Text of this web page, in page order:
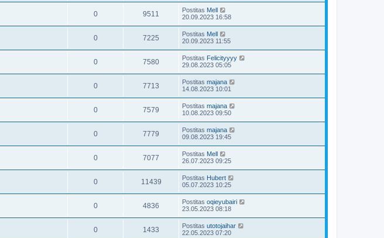
0 9511 Postitas Mell
20.09.2023 16:58
0 7225 Postitas Mell
20.09.2023 11:55
0 7580 Postitas Felicityyyy
29.08.2023 05:05
0 7713 Postitas majana
14.08.2023 10:01
0 7579 Postitas majana
10.08.2023 09:50
0 7779 Postitas majana
09.08.2023 19:45
0 7077 Postitas Mell
26.07.2023 09:25
0 11439 Postitas Hubert
05.07.2023 10:25
0 4836 Postitas oqieyubairi
23.05.2023 08:18
0 1433 Postitas utotojaihar
22.05.2023 07:20